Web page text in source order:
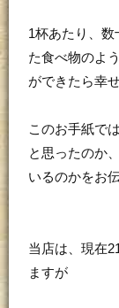
1杯あたり、
た食べ物のよ
ができたら幸
このお手紙で
と思ったのか
いるのかをお
当店は、現在
ますが